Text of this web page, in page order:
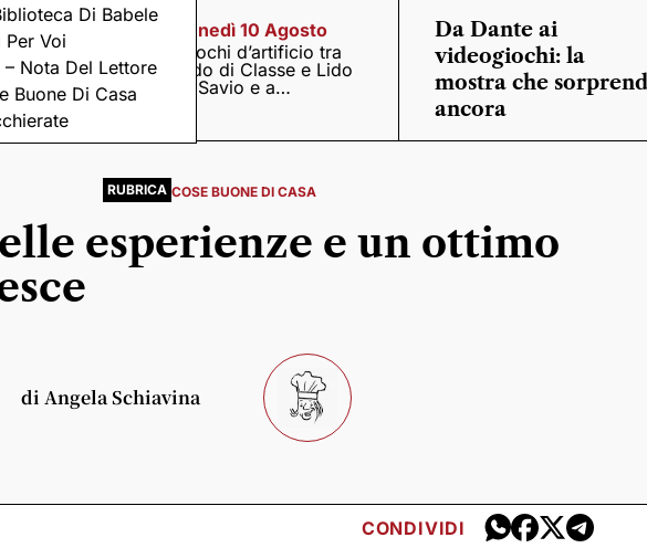
Di Babele
Per Voi
– Nota Del Lettore
Buone Di Casa
9 Agosto
Omini, la band
Factor
Lunedì 10 Agosto
Fuochi d’artificio tra
Lido di Classe e Lido
di Savio e a
Da Dante ai
videogiochi: la
mostra che
ancora
RUBRICA COSE BUONE DI CASA
esperienze e un ottimo
di Angela Schiavina
CONDIVIDI